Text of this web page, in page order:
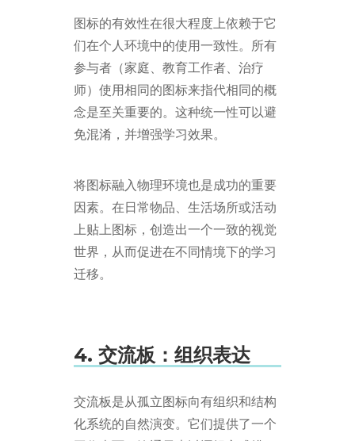
图标的有效性在很大程度上依赖于它
们在个人环境中的使用一致性。所有
参与者（家庭、教育工作者、治疗
师）使用相同的图标来指代相同的概
念是至关重要的。这种统一性可以避
免混淆，并增强学习效果。
将图标融入物理环境也是成功的重要
因素。在日常物品、生活场所或活动
上贴上图标，创造出一个一致的视觉
世界，从而促进在不同情境下的学习
迁移。
4. 交流板：组织表达
交流板是从孤立图标向有组织和结构
化系统的自然演变。它们提供了一个